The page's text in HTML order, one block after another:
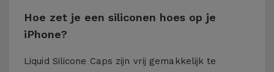
Hoe zet je een siliconen hoes op je
iPhone?
Liquid Silicone Caps zijn vrij gemakkelijk te